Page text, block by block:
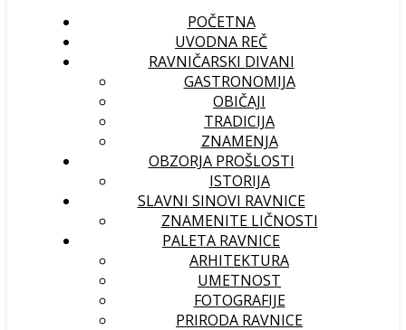
POČETNA
UVODNA REČ
RAVNIČARSKI DIVANI
GASTRONOMIJA
OBIČAJI
TRADICIJA
ZNAMENJA
OBZORJA PROŠLOSTI
ISTORIJA
SLAVNI SINOVI RAVNICE
ZNAMENITE LIČNOSTI
PALETA RAVNICE
ARHITEKTURA
UMETNOST
FOTOGRAFIJE
PRIRODA RAVNICE